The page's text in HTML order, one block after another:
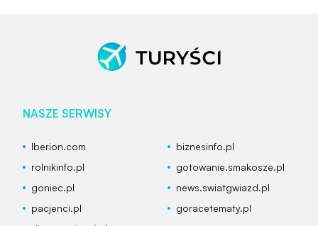
NASZE SERWISY
Iberion.com
biznesinfo.pl
rolnikinfo.pl
gotowanie.smakosze.pl
goniec.pl
news.swiatgwiazd.pl
pacjenci.pl
goracetematy.pl